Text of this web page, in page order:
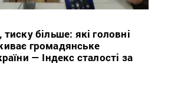
більше: які головні
громадянське
— Індекс сталості за